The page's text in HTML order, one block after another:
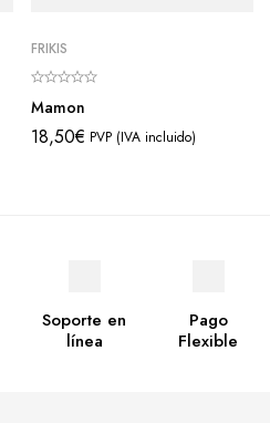
FRIKIS
Mamon
18,50€ PVP (IVA incluido)
Soporte en
línea
Pago
Flexible